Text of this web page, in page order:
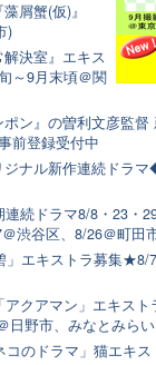
屑蟹(仮)』
)
決室』エキス
～9月末頃＠関
ポン』の曽利文彦監
前登録受付中
ジナル新作連続ドラ
続ドラマ8/8・23・
渋谷区、8/26＠町田
」エキストラ募集★8/
アクアマン」エキス
日野市、みなとみらい
のドラマ」猫エキス